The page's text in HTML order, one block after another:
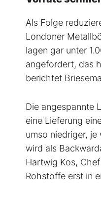
Als Folge
Londoner
lagen gar unter
angefordert, das
berichtet
Die angespannte
eine Lieferung
umso niedriger,
wird als
Hartwig Kos,
Rohstoffe erst in